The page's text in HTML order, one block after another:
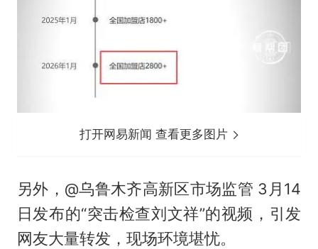
打开网易新闻 查看更多图片
另外，@乌鲁木齐高新区市场监管 3月14
日发布的“突击检查刘文祥”的视频，引发
网友大量转发，现场环境堪忧。